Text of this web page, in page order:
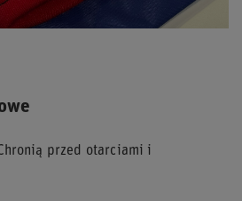
przed otarciami i